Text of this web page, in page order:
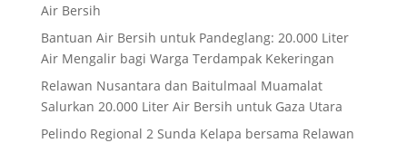
Air Bersih
Bantuan Air Bersih untuk Pandeglang: 20.000 Liter
Air Mengalir bagi Warga Terdampak Kekeringan
Relawan Nusantara dan Baitulmaal Muamalat
Salurkan 20.000 Liter Air Bersih untuk Gaza Utara
Pelindo Regional 2 Sunda Kelapa bersama Relawan